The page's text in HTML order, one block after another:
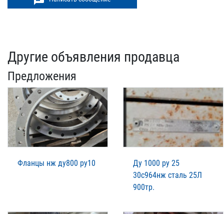
Другие объявления продавца
Предложения
Фланцы нж ду800 ру10
Ду 1000 ру 25
30с964нж сталь 25Л
900тр.